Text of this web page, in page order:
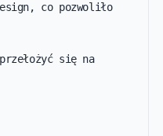
co pozwoliło
się na